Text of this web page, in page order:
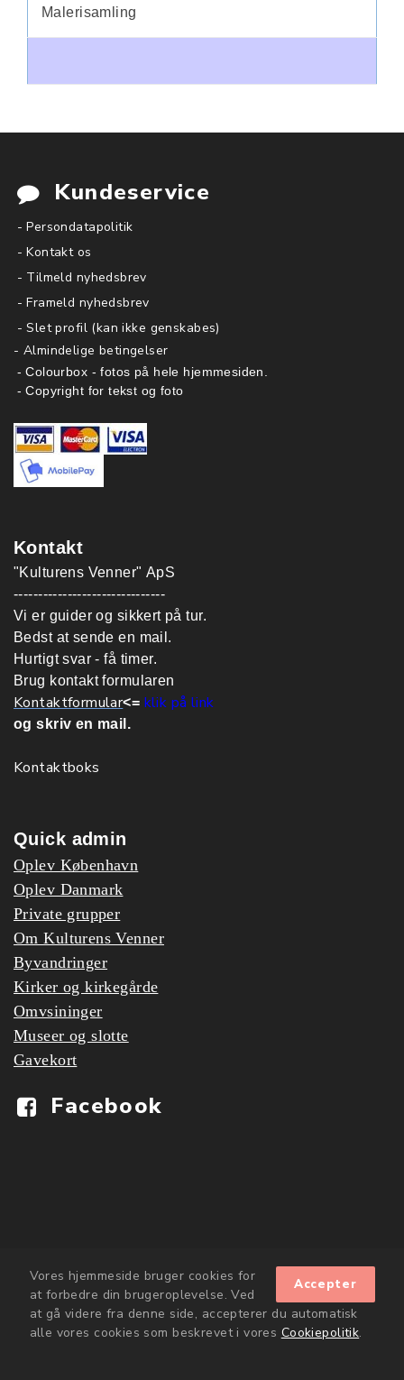
Malerisamling
Kundeservice
- Persondatapolitik
- Kontakt os
- Tilmeld nyhedsbrev
- Frameld nyhedsbrev
- Slet profil (kan ikke genskabes)
- Almindelige betingelser
- Colourbox - fotos på hele hjemmesiden.
- Copyright for tekst og foto
Kontakt
"Kulturens Venner" ApS
-------------------------------
Vi er guider og sikkert på tur.
Bedst at sende en mail.
Hurtigt svar - få timer.
Brug kontakt formularen
Kontaktformular<= klik på link
og skriv en mail.
Kontaktboks
Quick admin
Oplev København
Oplev Danmark
Private grupper
Om Kulturens Venner
Byvandringer
Kirker og kirkegårde
Omvsininger
Museer og slotte
Gavekort
Facebook
Accepter
Vores hjemmeside bruger cookies for
at forbedre din brugeroplevelse. Ved
at gå videre fra denne side, accepterer du automatisk
alle vores cookies som beskrevet i vores Cookiepolitik.